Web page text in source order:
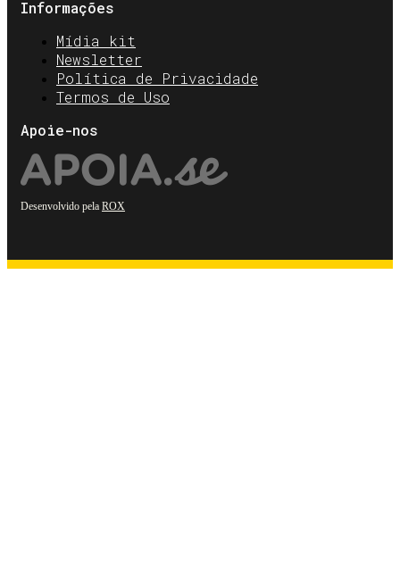
Informações
Mídia kit
Newsletter
Política de Privacidade
Termos de Uso
Apoie-nos
Desenvolvido pela ROX